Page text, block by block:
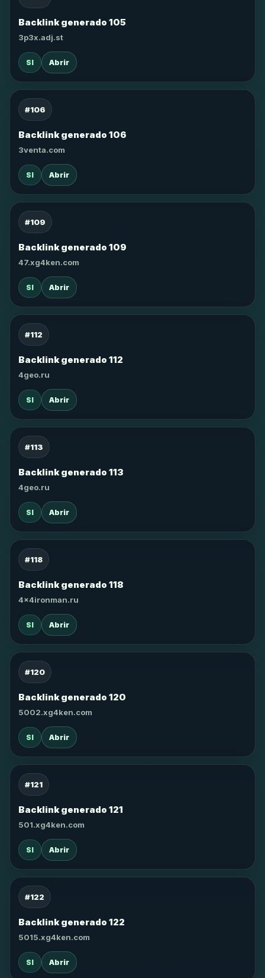
Backlink generado 105
3p3x.adj.st
SI Abrir
#106
Backlink generado 106
3venta.com
SI Abrir
#109
Backlink generado 109
47.xg4ken.com
SI Abrir
#112
Backlink generado 112
4geo.ru
SI Abrir
#113
Backlink generado 113
4geo.ru
SI Abrir
#118
Backlink generado 118
4x4ironman.ru
SI Abrir
#120
Backlink generado 120
5002.xg4ken.com
SI Abrir
#121
Backlink generado 121
501.xg4ken.com
SI Abrir
#122
Backlink generado 122
5015.xg4ken.com
SI Abrir